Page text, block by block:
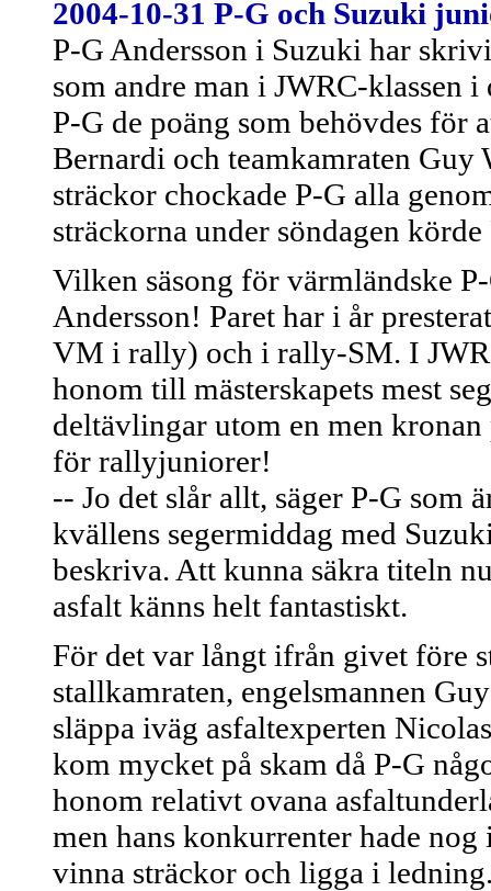
2004-10-31 P-G och Suzuki
P-G Andersson i Suzuki har
som andre man i JWRC-klassen
P-G de poäng som behövdes för
Bernardi och teamkamraten Guy
sträckor chockade P-G alla
sträckorna under söndagen körde
Vilken säsong för värmländske
Andersson! Paret har i år
VM i rally) och i rally-SM. I
honom till mästerskapets mest
deltävlingar utom en men
för rallyjuniorer!
-- Jo det slår allt, säger P-G som
kvällens segermiddag med
beskriva. Att kunna säkra titeln
asfalt känns helt fantastiskt.
För det var långt ifrån givet före
stallkamraten, engelsmannen
släppa iväg asfaltexperten
kom mycket på skam då P-G
honom relativt ovana
men hans konkurrenter hade
vinna sträckor och ligga i